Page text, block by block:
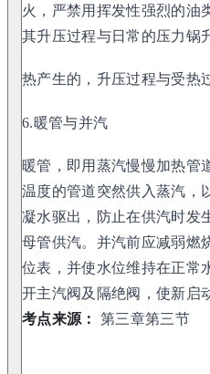
火，严禁用挥发性强烈的油
其升压过程与日常的压力锅
热产生的，升压过程与受热
6.暖管与并汽
暖管，即用蒸汽慢慢加热管
温度的管道突然供入蒸汽，
凝水驱出，防止在供汽时发
母管供汽。并汽前应减弱燃
位表，并使水位维持在正常
开主汽阀及隔绝阀，使新启
考点来源：
第三章第三节